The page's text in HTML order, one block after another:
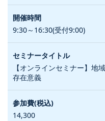
9:30～16:30(受付9:00)
【オンラインセミナー】地
存在意義
14,300